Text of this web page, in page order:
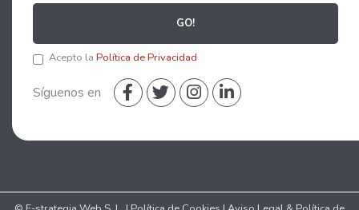
GO!
Acepto la Política de Privacidad
Síguenos en